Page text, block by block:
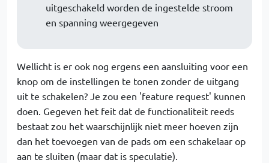
uitgeschakeld worden de ingestelde stroom
en spanning weergegeven
Wellicht is er ook nog ergens een aansluiting voor een
knop om de instellingen te tonen zonder de uitgang
uit te schakelen? Je zou een 'feature request' kunnen
doen. Gegeven het feit dat de functionaliteit reeds
bestaat zou het waarschijnlijk niet meer hoeven zijn
dan het toevoegen van de pads om een schakelaar op
aan te sluiten (maar dat is speculatie).